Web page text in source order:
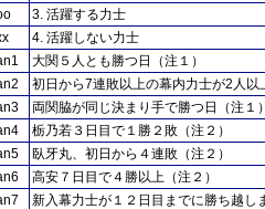
3. 活躍する力士
4. 活躍しない力士
大関５人とも勝つ日（注１）
初日から7連敗以上の幕内力士が2人以
両関脇が同じ決まり手で勝つ日（注１
栃乃若３日目で１勝２敗（注２）
臥牙丸、初日から４連敗（注２）
高安７日目で４勝以上（注２）
新入幕力士が１２日目までに勝ち越し